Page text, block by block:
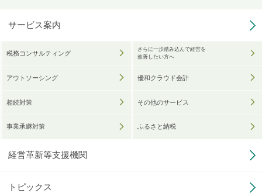
サービス案内
税務コンサルティング
アウトソーシング
相続対策
事業承継対策
さらに一歩踏み込んで経営を
改善したい方へ
優和クラウド会計
その他のサービス
ふるさと納税
経営革新等支援機関
トピックス